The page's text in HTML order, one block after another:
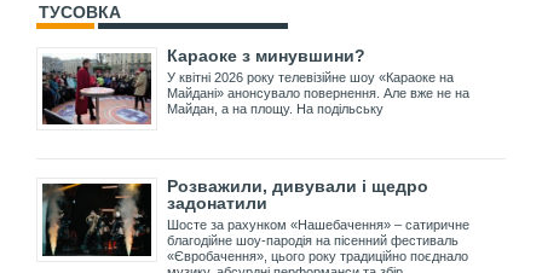
ТУСОВКА
Караоке з минувшини?
У квітні 2026 року телевізійне шоу «Караоке на
Майдані» анонсувало повернення. Але вже не на
Майдан, а на площу. На подільську
Розважили, дивували і щедро
задонатили
Шосте за рахунком «Нашебачення» – сатиричне
благодійне шоу-пародія на пісенний фестиваль
«Євробачення», цього року традиційно поєднало